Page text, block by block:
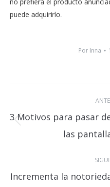
puede adquirirlo.
Por Inna
publicaciones
3 Motivos para pasar
las
Incrementa la